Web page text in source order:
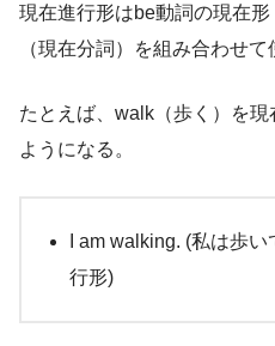
現在進行形はbe動詞の現在
（現在分詞）を組み合わせて
たとえば、walk（歩く）を
ようになる。
I am walking. (私は歩
行形)